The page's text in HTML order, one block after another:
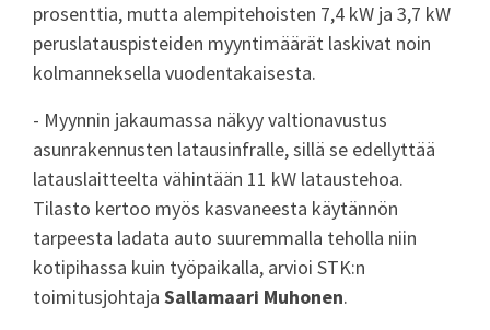
prosenttia, mutta alempitehoisten 7,4 kW ja 3,7 kW
peruslatauspisteiden myyntimäärät laskivat noin
kolmanneksella vuodentakaisesta.
- Myynnin jakaumassa näkyy valtionavustus
asunrakennusten latausinfralle, sillä se edellyttää
latauslaitteelta vähintään 11 kW lataustehoa.
Tilasto kertoo myös kasvaneesta käytännön
tarpeesta ladata auto suuremmalla teholla niin
kotipihassa kuin työpaikalla, arvioi STK:n
toimitusjohtaja Sallamaari Muhonen.